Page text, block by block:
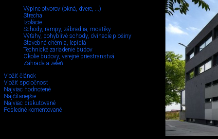
Výplne otvorov (okná, dvere, ...)
Strecha
Izolácie
Schody, rampy, zábradlia, mostíky
Výťahy, pohyblivé schody, dvihacie plošiny
Stavebná chémia, lepidlá
Technické zariadenie budov
Okolie budovy, verejné priestranstvá
Záhrada a zeleň
Vložiť článok
Vložiť spoločnosť
Najviac hodnotené
Najčítanejšie
Najviac diskutované
Posledné komentované